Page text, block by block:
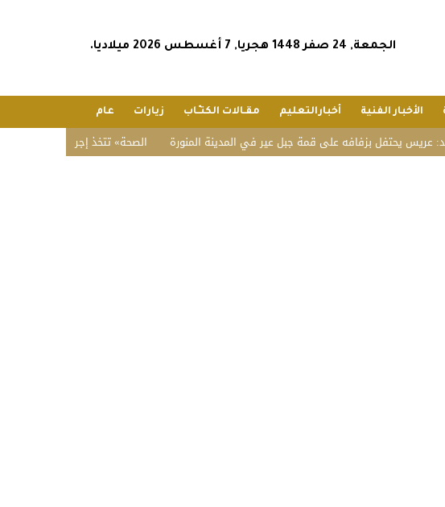
الجمعة, 24 صفر 1448 هجريا, 7 أغسطس 2026 ميلاديا.
الأخبار الفنية أخبارالتعليم مقـالات الكتـّـاب زيارات عام
«الصحة» تتخذ إجراءات نظامية بحق بزفافه على قمة جبل عير في المدينة المنورة